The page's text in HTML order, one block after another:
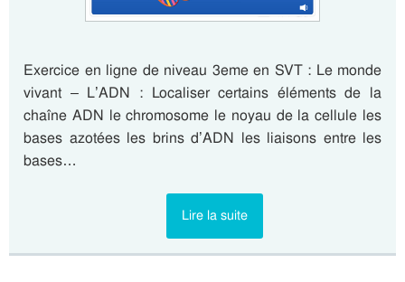
Exercice en ligne de niveau 3eme en SVT : Le monde
vivant – L’ADN : Localiser certains éléments de la
chaîne ADN le chromosome le noyau de la cellule les
bases azotées les brins d’ADN les liaisons entre les
bases…
Lire la suite